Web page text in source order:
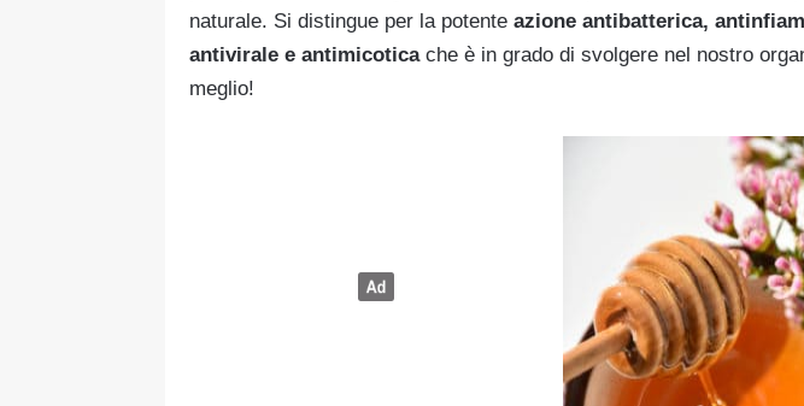
naturale. Si distingue per la potente azione antibatterica,
antivirale e antimicoticache è in grado di svolgere nel nostro
meglio!